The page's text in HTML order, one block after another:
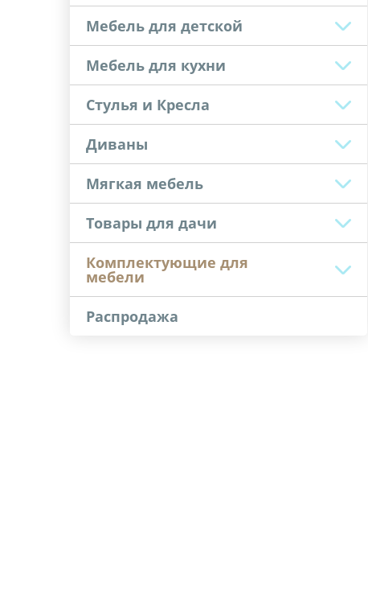
Мебель для детской
Мебель для кухни
Стулья и Кресла
Диваны
Мягкая мебель
Товары для дачи
Комплектующие для
мебели
Распродажа